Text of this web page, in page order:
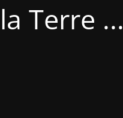
Terre ...